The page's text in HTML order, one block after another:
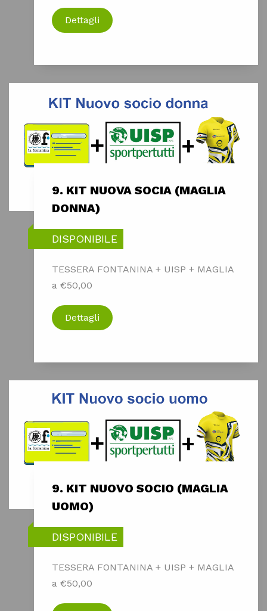
Dettagli
9. KIT NUOVA SOCIA (MAGLIA
DONNA)
DISPONIBILE
TESSERA FONTANINA + UISP + MAGLIA
a €50,00
Dettagli
9. KIT NUOVO SOCIO (MAGLIA
UOMO)
DISPONIBILE
TESSERA FONTANINA + UISP + MAGLIA
a €50,00